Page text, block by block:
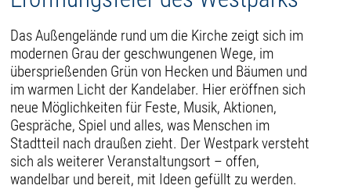
Das Außengelände rund um die Kirche zeigt sich im
modernen Grau der geschwungenen Wege, im
übersprießenden Grün von Hecken und Bäumen und
im warmen Licht der Kandelaber. Hier eröffnen sich
neue Möglichkeiten für Feste, Musik, Aktionen,
Gespräche, Spiel und alles, was Menschen im
Stadtteil nach draußen zieht. Der Westpark versteht
sich als weiterer Veranstaltungsort – offen,
wandelbar und bereit, mit Ideen gefüllt zu werden.